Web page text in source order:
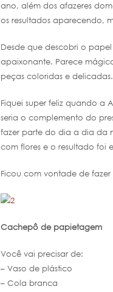
ano, além dos afazeres
os resultados aparecendo,
Desde que descobri o
apaixonante. Parece
peças coloridas e delicadas.
Fiquei super feliz quando
seria o complemento do
fazer parte do dia a dia da
com flores e o resultado foi
Ficou com vontade de
Cachepô de papietagem
Você vai precisar de:
– Vaso de plástico
– Cola branca